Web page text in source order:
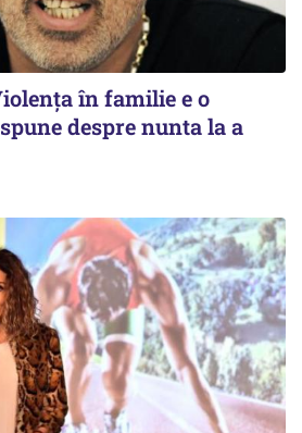
în familie e o
despre nunta la a